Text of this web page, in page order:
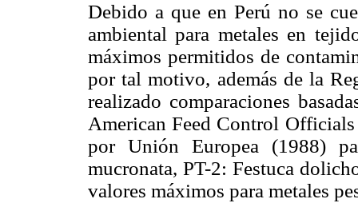
Debido a que en Perú no se
ambiental para metales en
máximos permitidos de
por tal motivo, además de la
realizado comparaciones
American Feed Control
por Unión Europea (1988)
mucronata, PT-2: Festuca
valores máximos para metales